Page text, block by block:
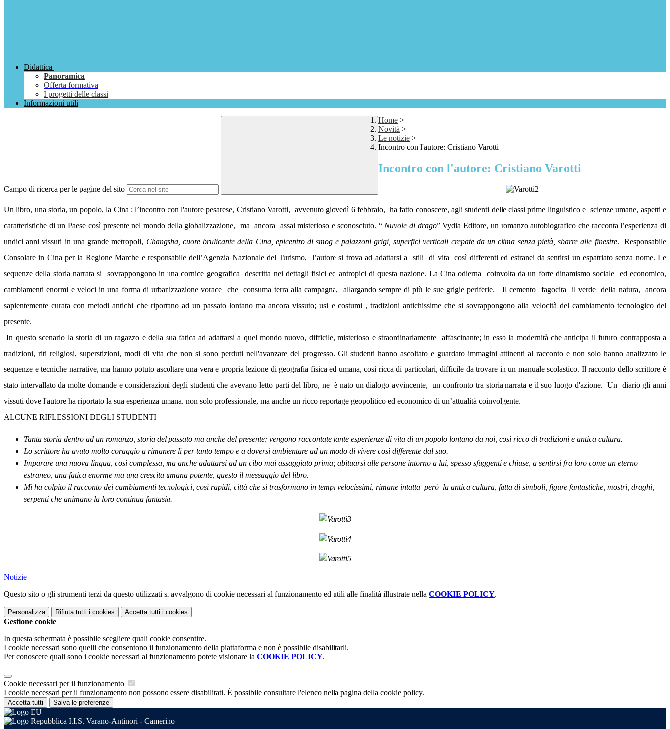
Didattica
Panoramica
Offerta formativa
I progetti delle classi
Informazioni utili
Campo di ricerca per le pagine del sito
Home >
Novità >
Le notizie >
Incontro con l'autore: Cristiano Varotti
Incontro con l'autore: Cristiano Varotti
Un libro, una storia, un popolo, la Cina ; l’incontro con l'autore pesarese, Cristiano Varotti, avvenuto giovedì 6 febbraio, ha fatto conoscere, agli studenti delle classi prime linguistico e scienze umane, aspetti e
caratteristiche di un Paese così presente nel mondo della globalizzazione,
ma ancora assai misterioso e sconosciuto. “ Nuvole di drago” Vydia Editore, un romanzo autobiografico che racconta l’esperienza di
undici anni vissuti in una grande metropoli, Changsha, cuore brulicante della Cina, epicentro di smog e palazzoni grigi, superfici verticali crepate da un clima senza pietà, sbarre alle finestre.
Responsabile
Consolare in Cina per la Regione Marche e responsabile dell’Agenzia Nazionale del Turismo,
l’autore si trova ad adattarsi a stili di vita
così differenti ed estranei da sentirsi un espatriato senza nome. Le
sequenze della storia narrata si
sovrappongono in una cornice geografica descritta nei dettagli fisici ed antropici di questa nazione. La Cina odierna coinvolta da un forte dinamismo sociale
ed economico,
cambiamenti enormi e veloci in una forma di urbanizzazione vorace
che consuma terra alla campagna, allargando sempre di più le sue grigie periferie. Il cemento fagocita il verde della natura,
ancora
sapientemente curata con metodi antichi che riportano ad un passato lontano ma ancora vissuto; usi e costumi , tradizioni antichissime che si sovrappongono alla velocità del cambiamento tecnologico del
presente.
In questo scenario la storia di un ragazzo e della sua fatica ad adattarsi a quel mondo nuovo, difficile, misterioso e straordinariamente
affascinante; in esso la modernità che anticipa il futuro contrapposta a
tradizioni, riti religiosi, superstizioni, modi di vita che non si sono perduti nell'avanzare del progresso. Gli studenti hanno ascoltato e guardato immagini attinenti al racconto e non solo hanno analizzato le
sequenze e tecniche narrative, ma hanno potuto ascoltare una vera e propria lezione di geografia fisica ed umana, così ricca di particolari, difficile da trovare in un manuale scolastico. Il racconto dello scrittore è
stato intervallato da molte domande e considerazioni degli studenti che avevano letto parti del libro, ne è nato un dialogo avvincente, un confronto tra storia narrata e il suo luogo d'azione. Un
diario gli anni
vissuti dove l'autore ha riportato la sua esperienza umana. non solo professionale, ma anche un ricco reportage geopolitico ed economico di un’attualità coinvolgente.
ALCUNE RIFLESSIONI DEGLI STUDENTI
Tanta storia dentro ad un romanzo, storia del passato ma anche del presente; vengono raccontate tante esperienze di vita di un popolo lontano da noi, così ricco di tradizioni e antica cultura.
Lo scrittore ha avuto molto coraggio a rimanere lì per tanto tempo e a doversi ambientare ad un modo di vivere così differente dal suo.
Imparare una nuova lingua, così complessa, ma anche adattarsi ad un cibo mai assaggiato prima; abituarsi alle persone intorno a lui, spesso sfuggenti e chiuse, a sentirsi fra loro come un eterno
estraneo, una fatica enorme ma una crescita umana potente, questo il messaggio del libro.
Mi ha colpito il racconto dei cambiamenti tecnologici, così rapidi, città che si trasformano in tempi velocissimi, rimane intatta però la antica cultura, fatta di simboli, figure fantastiche, mostri, draghi,
serpenti che animano la loro continua fantasia.
Notizie
Questo sito o gli strumenti terzi da questo utilizzati si avvalgono di cookie necessari al funzionamento ed utili alle finalità illustrate nella COOKIE POLICY.
Personalizza Rifiuta tutti i cookies Accetta tutti i cookies
Gestione cookie
In questa schermata è possibile scegliere quali cookie consentire.
I cookie necessari sono quelli che consentono il funzionamento della piattaforma e non è possibile disabilitarli.
Per conoscere quali sono i cookie necessari al funzionamento potete visionare la COOKIE POLICY.
Cookie necessari per il funzionamento
I cookie necessari per il funzionamento non possono essere disabilitati. È possibile consultare l'elenco nella pagina della cookie policy.
Accetta tutti Salva le preferenze
I.I.S. Varano-Antinori - Camerino